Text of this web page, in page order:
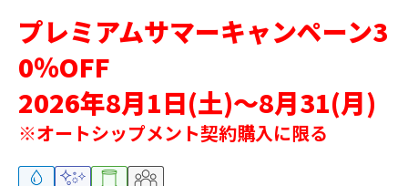
プレミアムサマーキャンペーン3
0％OFF
2026年8月1日(土)～8月31(月)
※オートシップメント契約購入に限る